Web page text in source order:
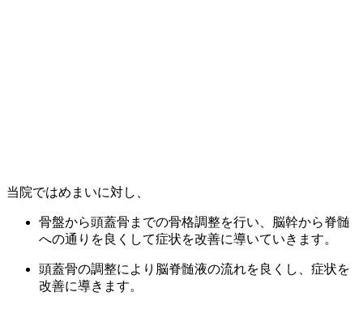
当院ではめまいに対し、
骨盤から頭蓋骨までの骨格調整を行い、脳幹から脊髄
への通りを良くして症状を改善に導いていきます。
頭蓋骨の調整により脳脊髄液の流れを良くし、症状を
改善に導きます。